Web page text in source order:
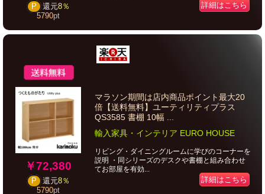
P 還元8％
5790pt
詳細はこちら
￥72,380
P 還元8％
5790pt
マラソン期間は店内商品ポイント最大20
倍【送料無料】ユーティリティプラス
QS3585 書棚 10幅 ...
輸入家具・インテリア EURO HOUSE
リビング・ダイニングルームに学びのコーナーを
説明 ・同シリーズのデスクや書棚と組み合わせ
てお部屋を有効...
詳細はこちら